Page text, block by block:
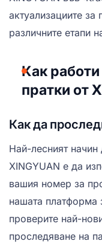
актуализациите за
различните етапи
Как
пратки от
Как да
Най-лесният начин
XINGYUAN е да
вашия номер за
нашата платформа
проверите най-
проследяване на